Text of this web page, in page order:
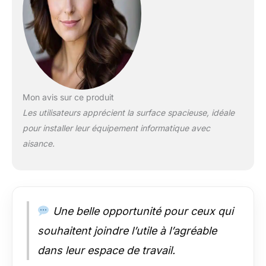
Ce bureau est rapide
et facile à installer,
avec 4 tailles et 2
couleurs, la zone du
bureau est: 80 * 60
23,6 pouces, 140 *
60 cm / 55,1 * 23,6
durable】: Cette table
de jeu de café
Internet, la structure
inoxydable, solide,
Mon avis sur ce produit
Les utilisateurs apprécient la surface spacieuse, idéale
pour installer leur équipement informatique avec
aisance.
Une belle opportunité pour ceux qui
souhaitent joindre l’utile à l’agréable
dans leur espace de travail.